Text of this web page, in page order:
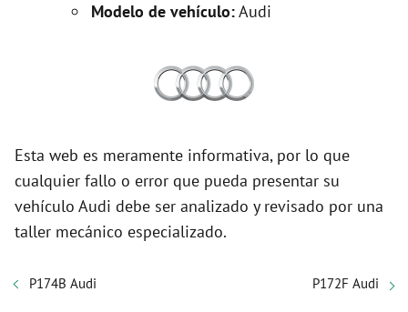
Modelo de vehículo:Audi
Esta web es meramente informativa, por lo que
cualquier fallo o error que pueda presentar su
vehículo Audi debe ser analizado y revisado por una
taller mecánico especializado.
P174B Audi P172F Audi